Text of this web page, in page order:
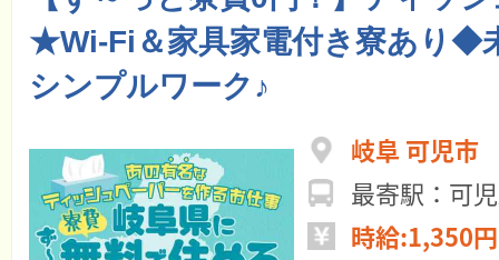
★Wi-Fi＆家具家電付き寮あり◆
シンプルワーク♪
岐阜 可児市
最寄駅：可
時給:1,350